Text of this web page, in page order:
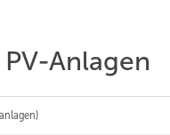
Anlagen